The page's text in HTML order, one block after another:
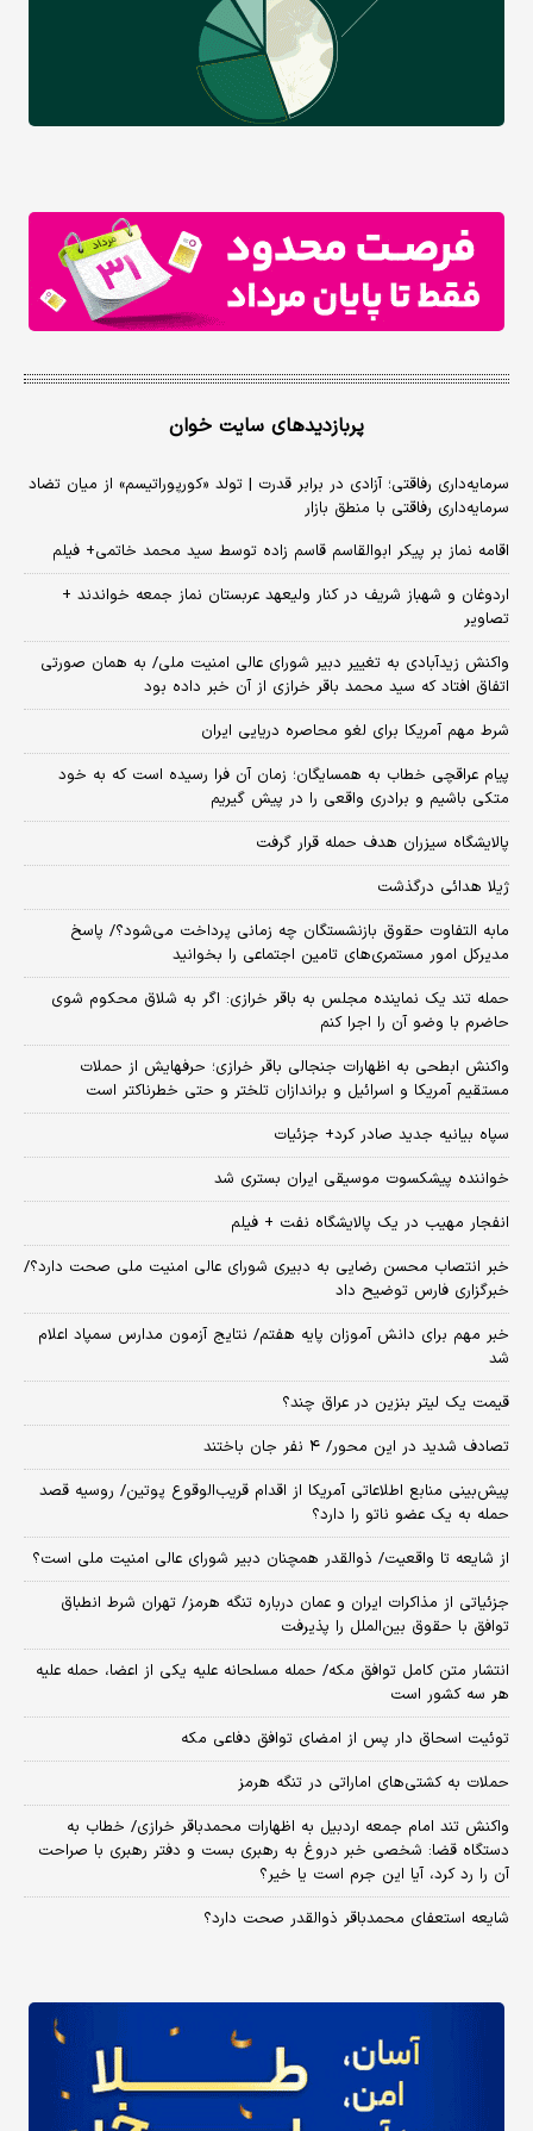
پربازدیدهای سایت خوان
سرمایه‌داری رفاقتی؛ آزادی در برابر قدرت | تولد «کورپوراتیسم» از میان تضاد
سرمایه‌داری رفاقتی با منطق بازار
اقامه نماز بر پیکر ابوالقاسم قاسم زاده توسط سید محمد خاتمی+ فیلم
اردوغان و شهباز شریف در کنار ولیعهد عربستان نماز جمعه خواندند +
تصاویر
واکنش زیدآبادی به تغییر دبیر شورای عالی امنیت ملی/ به همان صورتی
اتفاق افتاد که سید محمد باقر خرازی از آن خبر داده بود
شرط مهم آمریکا برای لغو محاصره دریایی ایران
پیام عراقچی خطاب به همسایگان؛ زمان آن فرا رسیده است که به خود
متکی باشیم و برادری واقعی را در پیش گیریم
پالایشگاه سیزران هدف حمله قرار گرفت
ژیلا هدائی درگذشت
مابه التفاوت حقوق بازنشستگان چه زمانی پرداخت می‌شود؟/ پاسخ
مدیرکل امور مستمری‌های تامین اجتماعی را بخوانید
حمله تند یک نماینده مجلس به باقر خرازی: اگر به شلاق محکوم شوی
حاضرم با وضو آن را اجرا کنم
واکنش ابطحی به اظهارات جنجالی باقر خرازی؛ حرفهایش از حملات
مستقیم آمریکا و اسرائیل و براندازان تلختر و حتی خطرناکتر است
سپاه بیانیه جدید صادر کرد+ جزئیات
خواننده پیشکسوت موسیقی ایران بستری شد
انفجار مهیب در یک پالایشگاه نفت + فیلم
خبر انتصاب محسن رضایی به دبیری شورای عالی امنیت ملی صحت دارد؟/
خبرگزاری فارس توضیح داد
خبر مهم برای دانش آموزان پایه هفتم/ نتایج آزمون مدارس سمپاد اعلام
شد
قیمت یک لیتر بنزین در عراق چند؟
تصادف شدید در این محور/ ۴ نفر جان باختند
پیش‌بینی منابع اطلاعاتی آمریکا از اقدام قریب‌الوقوع پوتین/ روسیه قصد
حمله به یک عضو ناتو را دارد؟
از شایعه تا واقعیت/ ذوالقدر همچنان دبیر شورای ‌عالی امنیت ملی است؟
جزئیاتی از مذاکرات ایران و عمان درباره تنگه هرمز/ تهران شرط انطباق
توافق با حقوق بین‌الملل را پذیرفت
انتشار متن کامل توافق مکه/ حمله مسلحانه علیه یکی از اعضا، حمله علیه
هر سه کشور است
توئیت اسحاق دار پس از امضای توافق دفاعی مکه
حملات به کشتی‌های اماراتی در تنگه هرمز
واکنش تند امام جمعه اردبیل به اظهارات محمدباقر خرازی/ خطاب به
دستگاه قضا: شخصی خبر دروغ به رهبری بست و دفتر رهبری با صراحت
آن را رد کرد، آیا این جرم است یا خیر؟
شایعه استعفای محمدباقر ذوالقدر صحت دارد؟